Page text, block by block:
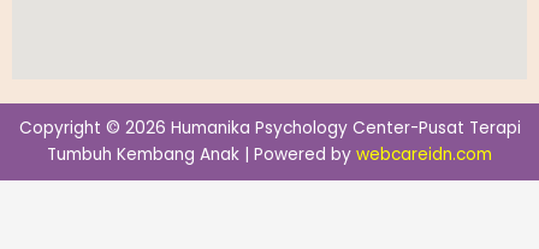
Copyright © 2026 Humanika Psychology Center-Pusat Terapi
Tumbuh Kembang Anak | Powered by webcareidn.com